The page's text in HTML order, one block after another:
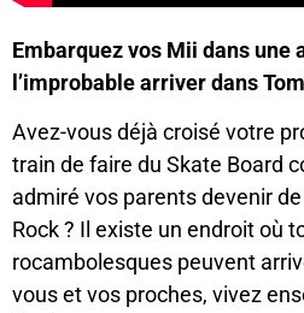
Embarquez vos Mii dans une
l’improbable arriver dans
Avez-vous déjà croisé votre
train de faire du Skate Board
admiré vos parents devenir
Rock ? Il existe un endroit où
rocambolesques peuvent
vous et vos proches, vivez